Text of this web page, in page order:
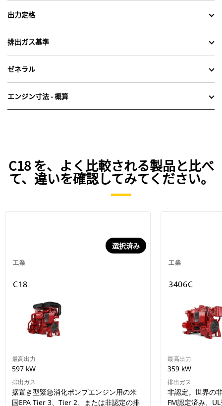
出力定格
排出ガス基準
ゼネラル
エンジン寸法 - 概算
C18 を、よく比較される製品と比べ
て、違いを確認してみてください。
工業
選択済み
C18
最高出力
597 kW
排出ガス
据置き型緊急消化ポンプエンジン用の米
国EPA Tier 3、Tier 2、または非認定の排
工業
3406C
最高出力
359 kW
排出ガス
非認定。世界の
FM認定済み、